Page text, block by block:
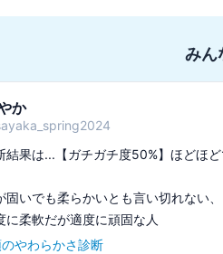
みん
19
果は...【タイプ125】指導者でした
成長を手助けするのが好き
が非常に強い